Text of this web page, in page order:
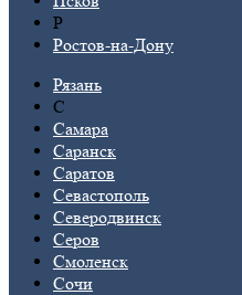
Р
Ростов-на-Дону
Рязань
С
Самара
Саранск
Саратов
Севастополь
Северодвинск
Серов
Смоленск
Сочи